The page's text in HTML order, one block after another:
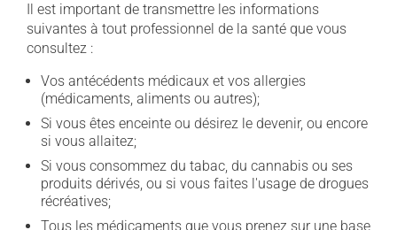
Il est important de transmettre les informations
suivantes à tout professionnel de la santé que vous
consultez :
Vos antécédents médicaux et vos allergies
(médicaments, aliments ou autres);
Si vous êtes enceinte ou désirez le devenir, ou encore
si vous allaitez;
Si vous consommez du tabac, du cannabis ou ses
produits dérivés, ou si vous faites l'usage de drogues
récréatives;
Tous les médicaments que vous prenez sur une base